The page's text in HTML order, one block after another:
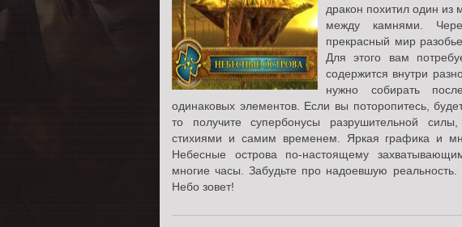
дракон похитил один из
между камнями.
прекрасный мир
Для этого вам
содержится внутри
нужно собирать
одинаковых элементов. Если вы поторопитесь,
то получите супербонусы разрушительной
стихиями и самим временем. Яркая графика и
Небесные острова по-настоящему
многие часы. Забудьте про надоевшую реальность.
Небо зовет!